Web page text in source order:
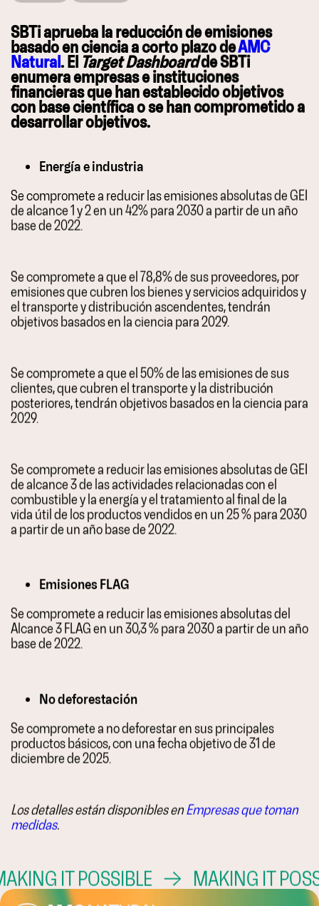
AMC Natural ha recibido la
Además, AMC Natural se
En el ámbito de las emisiones de
Además de su enfoque en las
SBTi aprueba la reducción de emisiones
basado en ciencia a corto plazo deAMC
Natural. El Target Dashboardde SBTi
enumera empresas e instituciones
financieras que han establecido objetivos
con base científica o se han comprometido a
desarrollar objetivos.
Energía e industria
Se compromete a reducir las emisiones absolutas de GEI
de alcance 1 y 2 en un 42% para 2030 a partir de un año
base de 2022.
Se compromete a que el 78,8% de sus proveedores, por
emisiones que cubren los bienes y servicios adquiridos y
el transporte y distribución ascendentes, tendrán
objetivos basados en la ciencia para 2029.
Se compromete a que el 50% de las emisiones de sus
clientes, que cubren el transporte y la distribución
posteriores, tendrán objetivos basados en la ciencia para
2029.
Se compromete a reducir las emisiones absolutas de GEI
de alcance 3 de las actividades relacionadas con el
combustible y la energía y el tratamiento al final de la
vida útil de los productos vendidos en un 25 % para 2030
a partir de un año base de 2022.
Emisiones FLAG
Se compromete a reducir las emisiones absolutas del
Alcance 3 FLAG en un 30,3 % para 2030 a partir de un año
base de 2022.
No deforestación
Se compromete a no deforestar en sus principales
productos básicos, con una fecha objetivo de 31 de
diciembre de 2025.
Los detalles están disponibles enEmpresas que toman
medidas.
IT POSSIBLE → MAKING IT